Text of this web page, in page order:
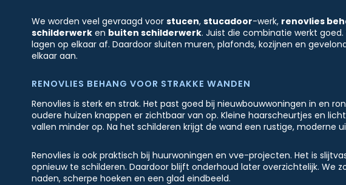
We worden veel gevraagd voor stucen, stucadoor-werk, renovlies
schilderwerk en buiten schilderwerk. Juist die combinatie werkt
lagen op elkaar af. Daardoor sluiten muren, plafonds, kozijnen en
elkaar aan.
RENOVLIES BEHANG VOOR STRAKKE WANDEN
Renovlies is sterk en strak. Het past goed bij nieuwbouwwoningen in en
oudere huizen knappen er zichtbaar van op. Kleine haarscheurtjes en
vallen minder op. Na het schilderen krijgt de wand een rustige, moderne
Renovlies is ook praktisch bij huurwoningen en vve-projecten. Het is
opnieuw te schilderen. Daardoor blijft onderhoud later overzichtelijk. We
naden, scherpe hoeken en een glad eindbeeld.